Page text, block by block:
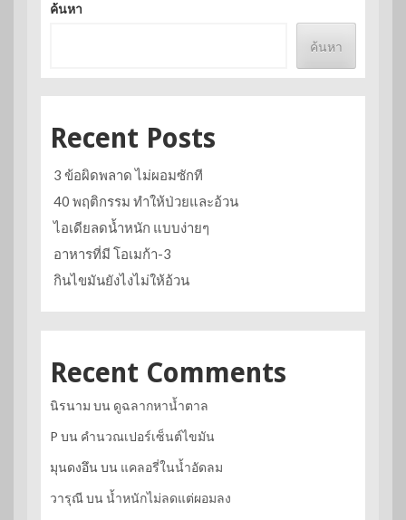
ค้นหา
ค้นหา
Recent Posts
3 ข้อผิดพลาด ไม่ผอมซักที
40 พฤติกรรม ทำให้ป่วยและอ้วน
ไอเดียลดน้ำหนัก แบบง่ายๆ
อาหารที่มี โอเมก้า-3
กินไขมันยังไงไม่ให้อ้วน
Recent Comments
นิรนาม บน ดูฉลากหาน้ำตาล
P บน คำนวณเปอร์เซ็นต์ไขมัน
มุนดงอึน บน แคลอรี่ในน้ำอัดลม
วารุณีบน น้ำหนักไม่ลดแต่ผอมลง